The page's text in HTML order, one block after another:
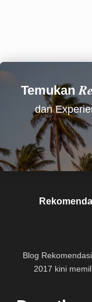
Temukan
dan
Blog
2017 kini